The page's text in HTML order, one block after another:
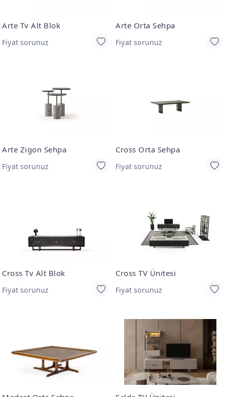
Arte Tv Alt Blok
Fiyat sorunuz
Arte Orta Sehpa
Fiyat sorunuz
Arte Zigon Sehpa
Fiyat sorunuz
Cross Orta Sehpa
Fiyat sorunuz
Cross Tv Alt Blok
Fiyat sorunuz
Cross TV Ünitesi
Fiyat sorunuz